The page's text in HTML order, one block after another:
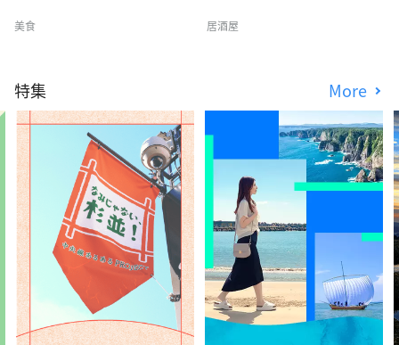
美食 居酒屋
特集 More